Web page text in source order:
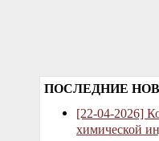
ПОСЛЕДНИЕ
[22-04-2026]
химической